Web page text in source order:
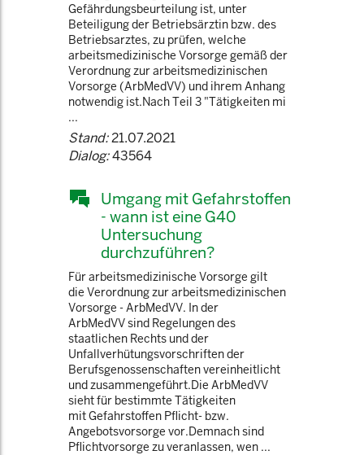
Gefährdungsbeurteilung ist, unter
Beteiligung der Betriebsärztin bzw. des
Betriebsarztes, zu prüfen, welche
arbeitsmedizinische Vorsorge gemäß der
Verordnung zur arbeitsmedizinischen
Vorsorge (ArbMedVV) und ihrem Anhang
notwendig ist.Nach Teil 3 "Tätigkeiten mi
...
Stand:21.07.2021
Dialog:43564
Umgang mit Gefahrstoffen
- wann ist eine G40
Untersuchung
durchzuführen?
Für arbeitsmedizinische Vorsorge gilt
die Verordnung zur arbeitsmedizinischen
Vorsorge - ArbMedVV. In der
ArbMedVV sind Regelungen des
staatlichen Rechts und der
Unfallverhütungsvorschriften der
Berufsgenossenschaften vereinheitlicht
und zusammengeführt.Die ArbMedVV
sieht für bestimmte Tätigkeiten
mit Gefahrstoffen Pflicht- bzw.
Angebotsvorsorge vor.Demnach sind
Pflichtvorsorge zu veranlassen, wen ...